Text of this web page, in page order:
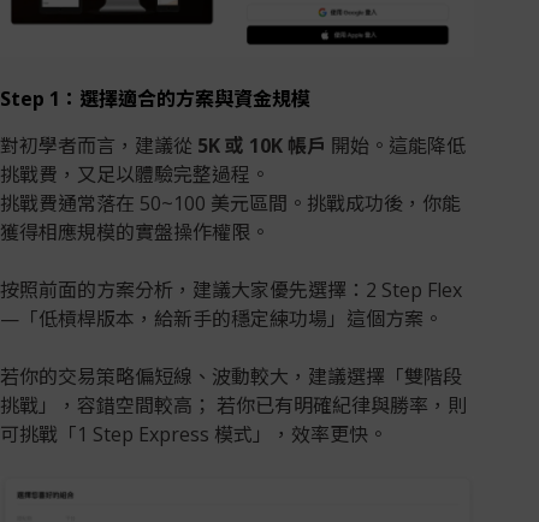
Step 1：選擇適合的方案與資金規模
對初學者而言，建議從 5K 或 10K 帳戶 開始。這能降低
挑戰費，又足以體驗完整過程。
挑戰費通常落在 50~100 美元區間。挑戰成功後，你能
獲得相應規模的實盤操作權限。
按照前面的方案分析，建議大家優先選擇：2 Step Flex
—「低槓桿版本，給新手的穩定練功場」這個方案。
若你的交易策略偏短線、波動較大，建議選擇「雙階段
挑戰」，容錯空間較高； 若你已有明確紀律與勝率，則
可挑戰「1 Step Express 模式」，效率更快。